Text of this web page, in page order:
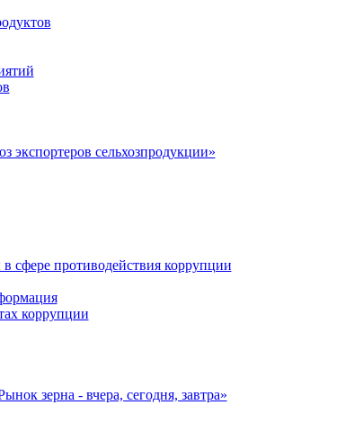
экспортеров сельхозпродукции»
сфере противодействия коррупции
коррупции
зерна - вчера, сегодня, завтра»